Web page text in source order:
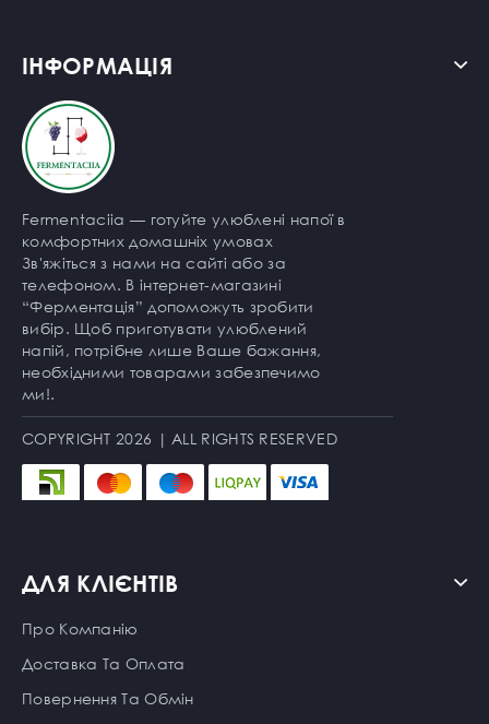
ІНФОРМАЦІЯ
Fermentaciia — готуйте улюблені напої в
комфортних домашніх умовах
Зв'яжіться з нами на сайті або за
телефоном. В інтернет-магазині
“Ферментація” допоможуть зробити
вибір. Щоб приготувати улюблений
напій, потрібне лише Ваше бажання,
необхідними товарами забезпечимо
ми!.
COPYRIGHT 2026 | ALL RIGHTS RESERVED
ДЛЯ КЛІЄНТІВ
Про Компанію
Доставка Та Оплата
Повернення Та Обмін